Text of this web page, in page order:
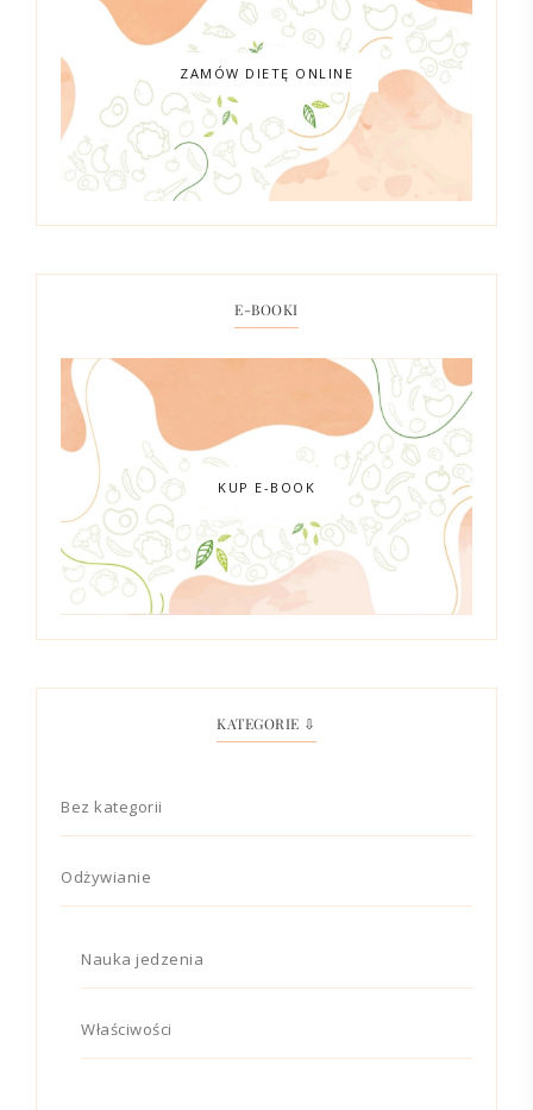
ZAMÓW DIETĘ ONLINE
E-BOOKI
KUP E-BOOK
KATEGORIE ⇩
Bez kategorii
Odżywianie
Nauka jedzenia
Właściwości